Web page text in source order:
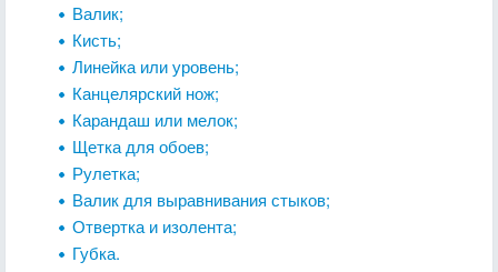
Валик;
Кисть;
Линейка или уровень;
Канцелярский нож;
Карандаш или мелок;
Щетка для обоев;
Рулетка;
Валик для выравнивания стыков;
Отвертка и изолента;
Губка.